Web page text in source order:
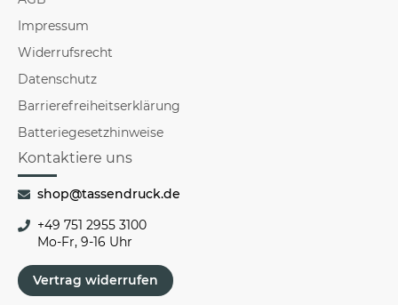
Impressum
Widerrufsrecht
Datenschutz
Barrierefreiheitserklärung
Batteriegesetzhinweise
Kontaktiere uns
shop@tassendruck.de
+49 751 2955 3100
Mo-Fr, 9-16 Uhr
Vertrag widerrufen